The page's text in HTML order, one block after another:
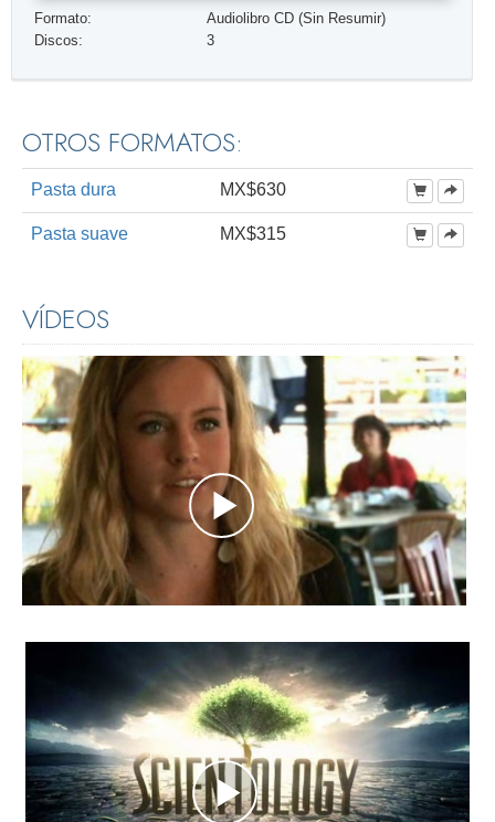
Formato:
Audiolibro CD (Sin Resumir)
Discos:
3
OTROS FORMATOS:
Pasta dura MX$630
Pasta suave MX$315
VÍDEOS